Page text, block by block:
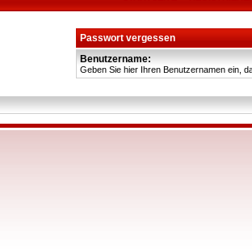
Passwort vergessen
Benutzername:
Geben Sie hier Ihren Benutzernamen ein,